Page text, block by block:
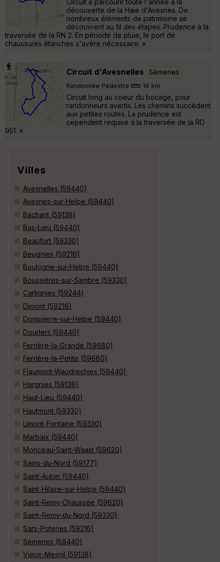
Circuit à parcourir toute l'année à la
découverte de la Haie d'Avesnes. De
nombreux éléments de patrimoine se
découvrent au fil des étapes. Prudence à la
traversée de la RN 2. En période de pluie, le port de
chaussures étanches s'avère nécessaire. »
Circuit d'Avesnelles Sémeries
Randonnée Pédestre 14 km
Circuit long au coeur du bocage, pour
randonneurs avertis. Les chemins succèdent
aux petites routes. La prudence est
cependent requise à la traversée de la RD
951. »
Villes
Avesnelles (59440)
Avesnes-sur-Helpe (59440)
Bachant (59138)
Bas-Lieu (59440)
Beaufort (59330)
Beugnies (59216)
Boulogne-sur-Helpe (59440)
Boussières-sur-Sambre (59330)
Cartignies (59244)
Dimont (59216)
Dompierre-sur-Helpe (59440)
Dourlers (59440)
Ferrière-la-Grande (59680)
Ferrière-la-Petite (59680)
Flaumont-Waudrechies (59440)
Hargnies (59138)
Haut-Lieu (59440)
Hautmont (59330)
Limont-Fontaine (59330)
Marbaix (59440)
Monceau-Saint-Waast (59620)
Sains-du-Nord (59177)
Saint-Aubin (59440)
Saint-Hilaire-sur-Helpe (59440)
Saint-Remy-Chaussée (59620)
Saint-Remy-du-Nord (59330)
Sars-Poteries (59216)
Sémeries (59440)
Vieux-Mesnil (59138)